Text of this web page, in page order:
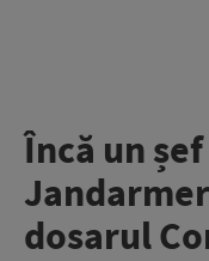
Încă un
dosarul